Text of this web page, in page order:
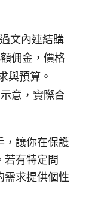
文內連結購
佣金，價格
與預算。
意，實際合
，讓你在保護
若有特定問
需求提供個性